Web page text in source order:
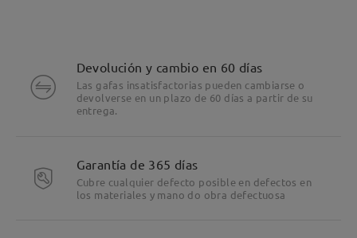
Devolución y cambio en 60 días
Las gafas insatisfactorias pueden cambiarse o
devolverse en un plazo de 60 días a partir de su
entrega.
Garantía de 365 días
Cubre cualquier defecto posible en defectos en
los materiales y mano do obra defectuosa